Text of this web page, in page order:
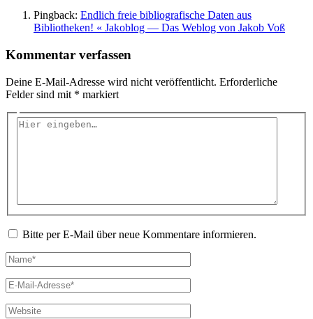
Pingback: Endlich freie bibliografische Daten aus
Bibliotheken! « Jakoblog — Das Weblog von Jakob Voß
Kommentar verfassen
Deine E-Mail-Adresse wird nicht veröffentlicht. Erforderliche
Felder sind mit * markiert
Hier
Bitte per E-Mail über neue Kommentare informieren.
Name*
E-
Mail-
Adresse*
Website